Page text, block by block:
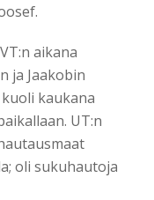
aikana
ja Jaakobin
kaukana
UT:n
oli sukuhautoja